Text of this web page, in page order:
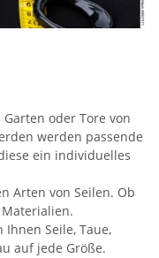
oder Tore von
werden passende
ein individuelles
Arten von Seilen. Ob
Seile, Taue,
auf jede Größe.